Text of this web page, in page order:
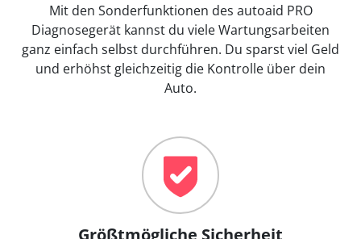
Mit den Sonderfunktionen des autoaid PRO
Diagnosegerät kannst du viele Wartungsarbeiten
ganz einfach selbst durchführen. Du sparst viel Geld
und erhöhst gleichzeitig die Kontrolle über dein
Auto.
Größtmögliche Sicherheit